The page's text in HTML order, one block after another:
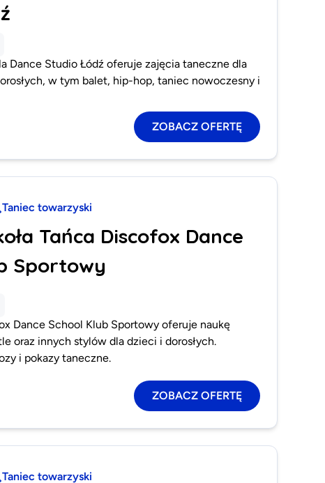
Dance Studio Łódź oferuje zajęcia taneczne dla
w tym balet, hip-hop, taniec nowoczesny i
ZOBACZ OFERTĘ
Taniec towarzyski
Tańca Discofox Dance
Sportowy
Dance School Klub Sportowy oferuje naukę
oraz innych stylów dla dzieci i dorosłych.
i pokazy taneczne.
ZOBACZ OFERTĘ
Taniec towarzyski